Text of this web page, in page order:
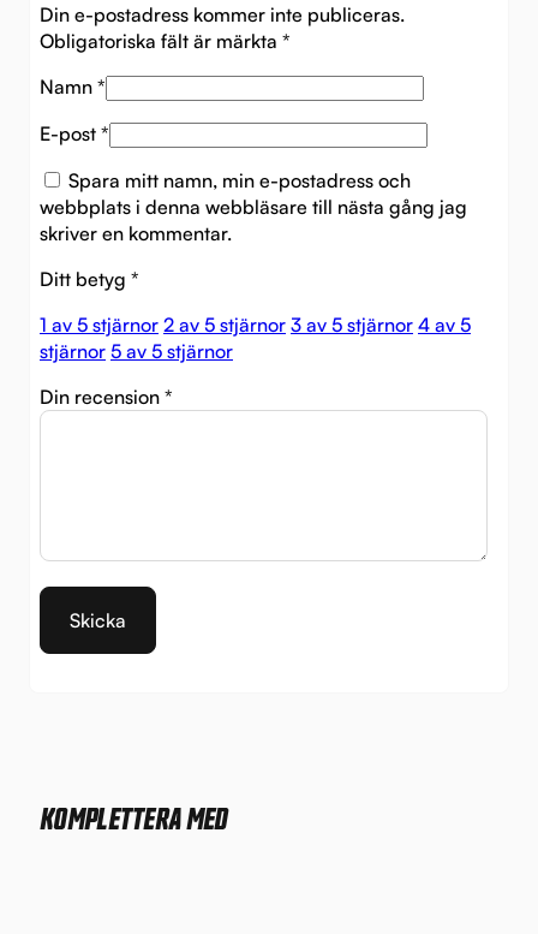
Din e-postadress kommer inte publiceras.
Obligatoriska fält är märkta *
Namn *
E-post *
Spara mitt namn, min e-postadress och
webbplats i denna webbläsare till nästa gång jag
skriver en kommentar.
Ditt betyg *
1 av 5 stjärnor 2 av 5 stjärnor 3 av 5 stjärnor 4 av 5
stjärnor 5 av 5 stjärnor
Din recension *
KOMPLETTERA MED